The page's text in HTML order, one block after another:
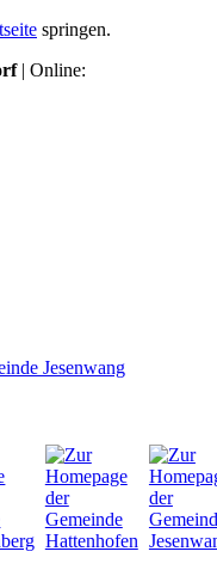
springen.
| Online: